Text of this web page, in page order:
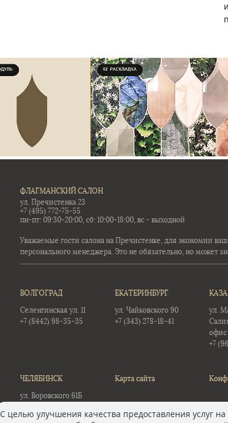
ФЛАГМАНСКИЙ САЛОН
ул. Пречистенка 23
+7 (495) 772-75-55
пн-пт: 09:30-20:00, сб: 10:00-18:00, вс - выходной
Уважаемые гости салона на Пречистенке, для экономии
персонального менеджера. Это не обязательно, но может
ВОЛГОГРАД
Селенгинская ул. 11
+7 (8442) 98-35-35
ЕКАТЕРИНБУРГ
ул. Чайковского 90
+7 (343) 278-18-41
ул.
офис
+7
ЧЕЛЯБИНСК
ул. Воровского 61Б
Карта сайта
С целью улучшения качества предоставления услуг